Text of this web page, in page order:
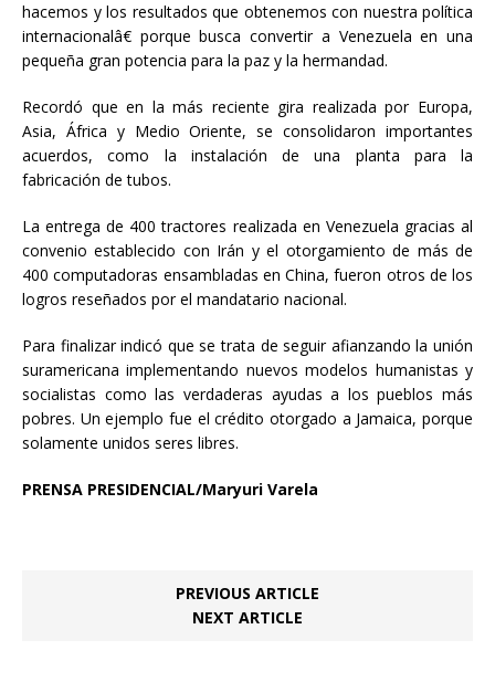
hacemos y los resultados que obtenemos con nuestra política
internacionalâ€ porque busca convertir a Venezuela en una
pequeña gran potencia para la paz y la hermandad.
Recordó que en la más reciente gira realizada por Europa,
Asia, África y Medio Oriente, se consolidaron importantes
acuerdos, como la instalación de una planta para la
fabricación de tubos.
La entrega de 400 tractores realizada en Venezuela gracias al
convenio establecido con Irán y el otorgamiento de más de
400 computadoras ensambladas en China, fueron otros de los
logros reseñados por el mandatario nacional.
Para finalizar indicó que se trata de seguir afianzando la unión
suramericana implementando nuevos modelos humanistas y
socialistas como las verdaderas ayudas a los pueblos más
pobres. Un ejemplo fue el crédito otorgado a Jamaica, porque
solamente unidos seres libres.
PRENSA PRESIDENCIAL/Maryuri Varela
PREVIOUS ARTICLE
NEXT ARTICLE